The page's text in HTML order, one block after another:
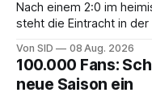
Nach einem 2:0 im
steht die Eintracht in
Von SID 08 Aug. 2026
100.000 Fans:
neue Saison ein